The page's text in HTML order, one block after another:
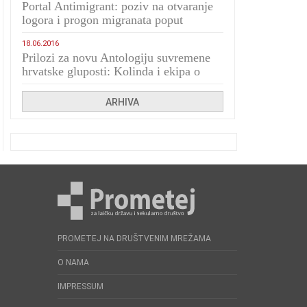
Portal Antimigrant: poziv na otvaranje
logora i progon migranata poput
18.06.2016
Prilozi za novu Antologiju suvremene
hrvatske gluposti: Kolinda i ekipa o
ARHIVA
PROMETEJ NA DRUŠTVENIM MREŽAMA
O NAMA
IMPRESSUM